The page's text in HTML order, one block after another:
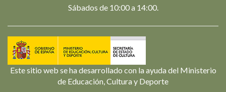
Sábados de 10:00 a 14:00.
Este sitio web se ha desarrollado con la ayuda del Ministerio
de Educación, Cultura y Deporte